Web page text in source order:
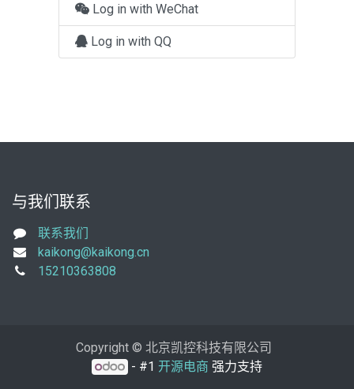
Log in with WeChat
Log in with QQ
与我们联系
联系我们
kaikong@kaikong.cn
15210363808
Copyright © 北京凯控科技有限公司
- #1开源电商 强力支持